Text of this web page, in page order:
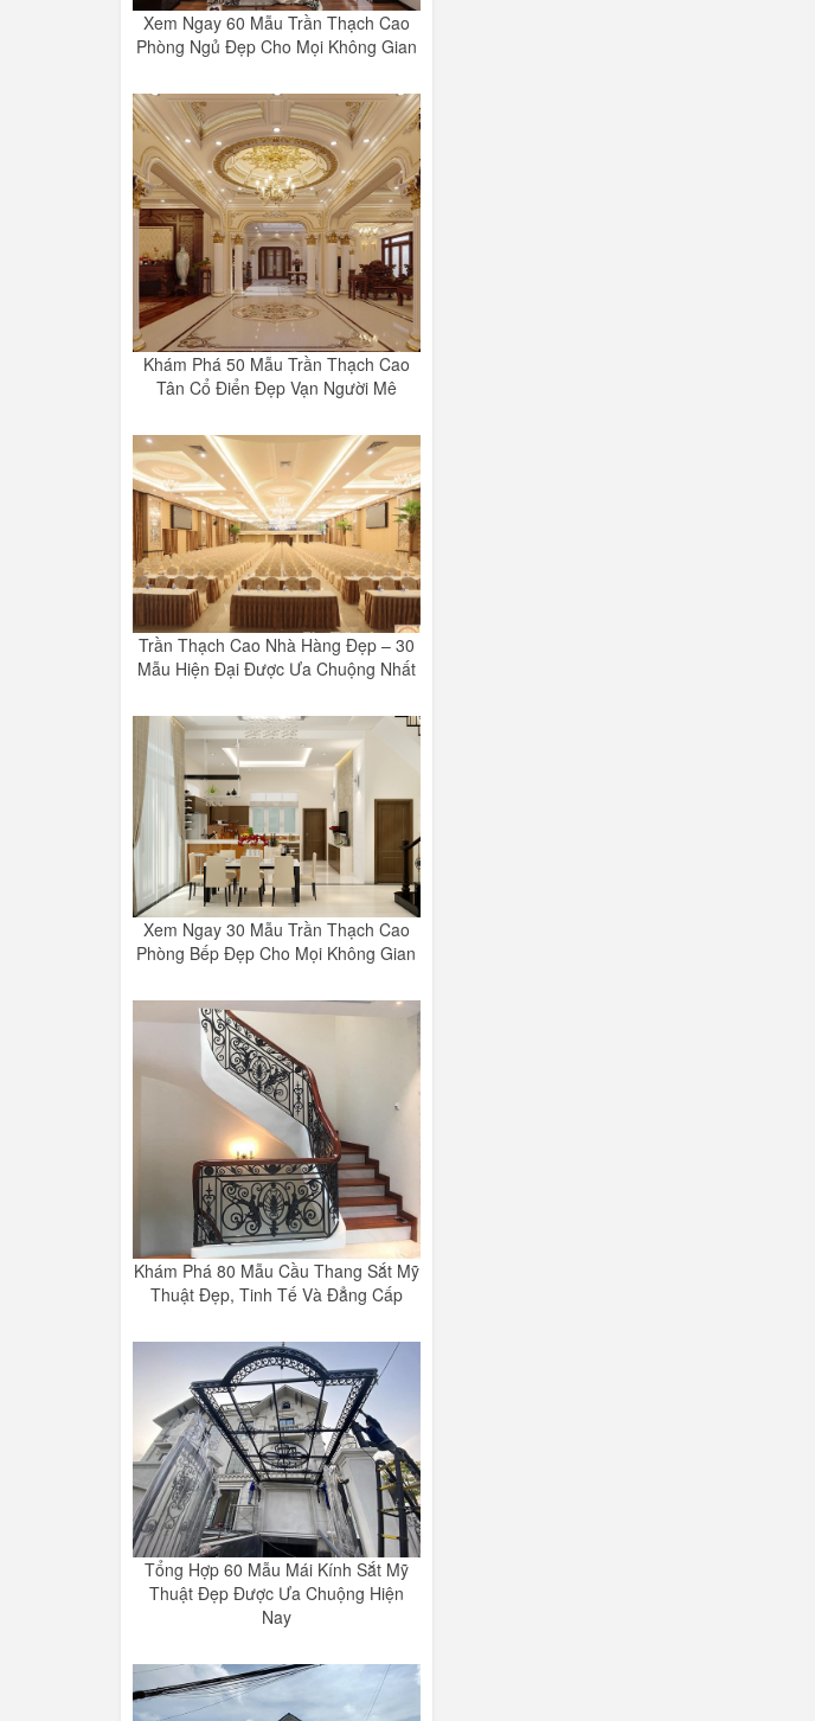
Xem Ngay 60 Mẫu Trần Thạch Cao
Phòng Ngủ Đẹp Cho Mọi Không Gian
Khám Phá 50 Mẫu Trần Thạch Cao
Tân Cổ Điển Đẹp Vạn Người Mê
Trần Thạch Cao Nhà Hàng Đẹp – 30
Mẫu Hiện Đại Được Ưa Chuộng Nhất
Xem Ngay 30 Mẫu Trần Thạch Cao
Phòng Bếp Đẹp Cho Mọi Không Gian
Khám Phá 80 Mẫu Cầu Thang Sắt Mỹ
Thuật Đẹp, Tinh Tế Và Đẳng Cấp
Tổng Hợp 60 Mẫu Mái Kính Sắt Mỹ
Thuật Đẹp Được Ưa Chuộng Hiện
Nay